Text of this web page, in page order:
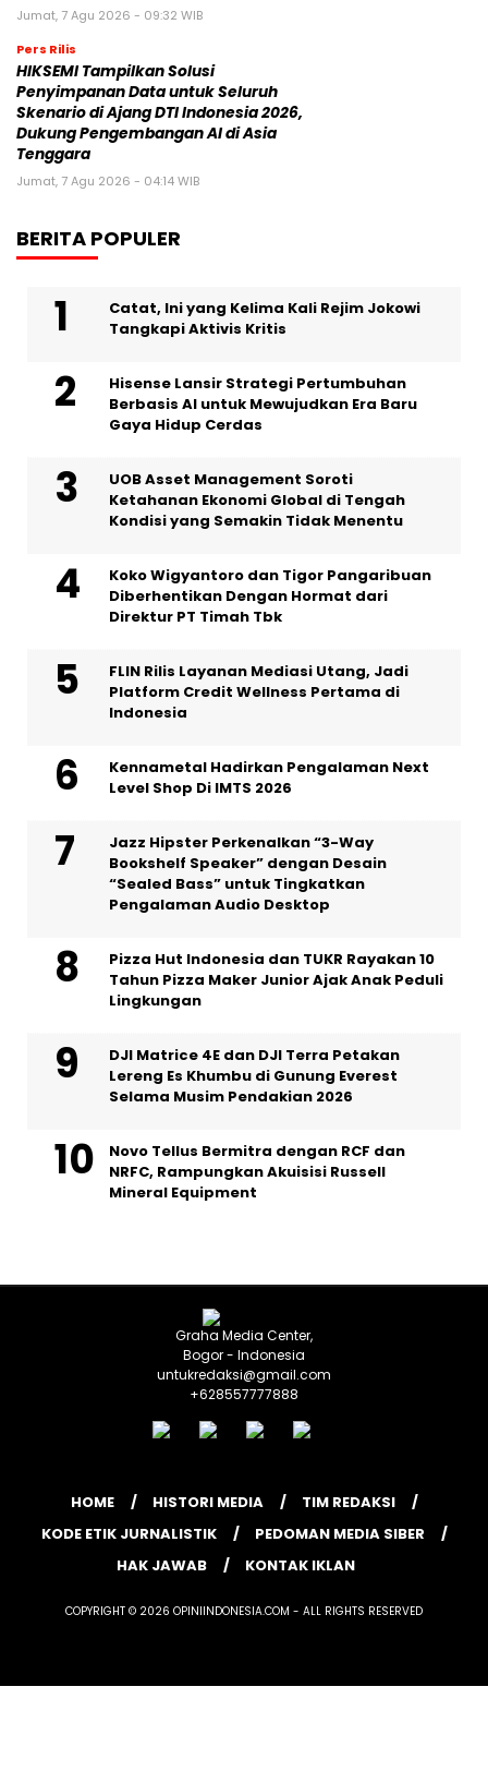
Jumat, 7 Agu 2026 - 09:32 WIB
Pers Rilis
HIKSEMI Tampilkan Solusi
Penyimpanan Data untuk Seluruh
Skenario di Ajang DTI Indonesia 2026,
Dukung Pengembangan AI di Asia
Tenggara
Jumat, 7 Agu 2026 - 04:14 WIB
BERITA POPULER
Catat, Ini yang Kelima Kali Rejim Jokowi
Tangkapi Aktivis Kritis
Hisense Lansir Strategi Pertumbuhan
Berbasis AI untuk Mewujudkan Era Baru
Gaya Hidup Cerdas
UOB Asset Management Soroti
Ketahanan Ekonomi Global di Tengah
Kondisi yang Semakin Tidak Menentu
Koko Wigyantoro dan Tigor Pangaribuan
Diberhentikan Dengan Hormat dari
Direktur PT Timah Tbk
FLIN Rilis Layanan Mediasi Utang, Jadi
Platform Credit Wellness Pertama di
Indonesia
Kennametal Hadirkan Pengalaman Next
Level Shop Di IMTS 2026
Jazz Hipster Perkenalkan “3-Way
Bookshelf Speaker” dengan Desain
“Sealed Bass” untuk Tingkatkan
Pengalaman Audio Desktop
Pizza Hut Indonesia dan TUKR Rayakan 10
Tahun Pizza Maker Junior Ajak Anak Peduli
Lingkungan
DJI Matrice 4E dan DJI Terra Petakan
Lereng Es Khumbu di Gunung Everest
Selama Musim Pendakian 2026
Novo Tellus Bermitra dengan RCF dan
NRFC, Rampungkan Akuisisi Russell
Mineral Equipment
Graha Media Center,
Bogor - Indonesia
untukredaksi@gmail.com
+628557777888
HOME HISTORI MEDIA
TIM REDAKSI
KODE ETIK JURNALISTIK
PEDOMAN MEDIA SIBER
HAK JAWAB
KONTAK IKLAN
COPYRIGHT © 2026 OPINIINDONESIA.COM - ALL RIGHTS RESERVED